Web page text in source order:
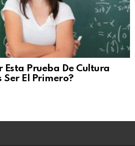
Esta Prueba De Cultura
Ser El Primero?